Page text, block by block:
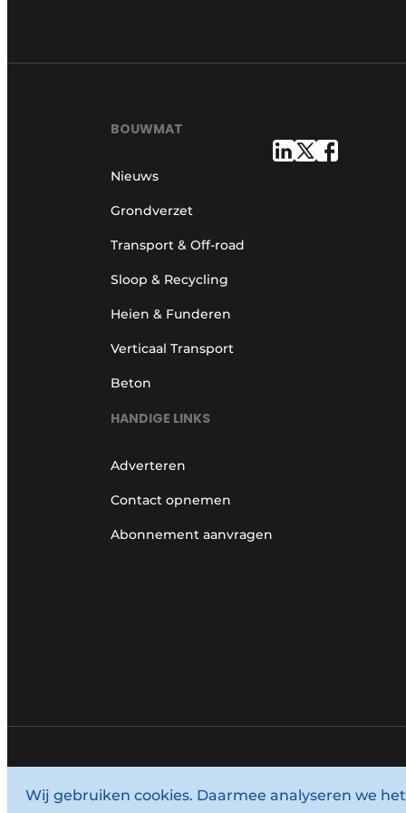
BOUWMAT
Nieuws
Grondverzet
Transport & Off-road
Sloop & Recycling
Heien & Funderen
Verticaal Transport
Beton
HANDIGE LINKS
Adverteren
Contact opnemen
Abonnement aanvragen
© 1987 - 2026 Louwersmediagroep.
Wij gebruiken cookies. Daarmee analyseren we